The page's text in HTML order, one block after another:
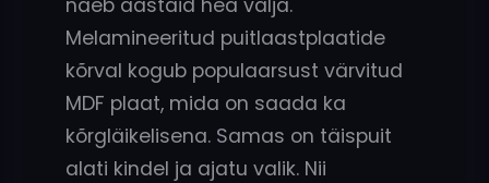
Melamineeritud puitlaastplaatide
kõrval kogub populaarsust värvitud
MDF plaat, mida on saada ka
kõrgläikelisena. Samas on täispuit
alati kindel ja ajatu valik. Nii